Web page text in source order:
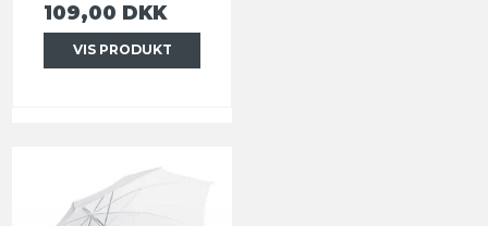
109,00 DKK
VIS PRODUKT